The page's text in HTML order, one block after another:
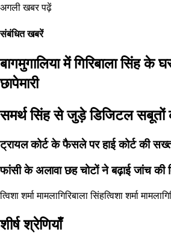
अगली खबर पढ़ें
संबंधित खबरें
बागमुगालिया में गिरिबाला सिंह के
छापेमारी
समर्थ सिंह से जुड़े डिजिटल सबूतों
ट्रायल कोर्ट के फैसले पर हाई कोर्ट की
फांसी के अलावा छह चोटों ने बढ़ाई जांच की
त्विशा शर्मा मामलागिरिबाला सिंहत्विशा शर्मा मामला
शीर्ष श्रेणियाँ